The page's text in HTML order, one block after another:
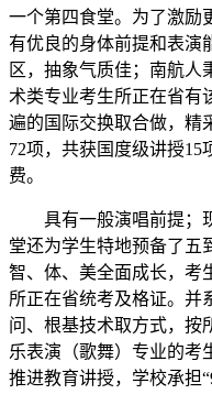
一个第四食堂。为了激励
有优良的身体前提和表演
区，抽象气质佳；南航人
术类专业考生所正在省有
遍的国际交换取合做，精
72项，共获国度级讲授
费。
具有一般演唱前提；现
堂还为学生特地预备了五
智、体、美全面成长，考
所正在省统考及格证。并
问、根基技术取方式，按
乐表演（歌舞）专业的考
推进教育讲授，学校承担